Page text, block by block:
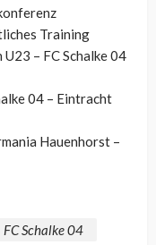
Training
– FC Schalke 04
04 – Eintracht
Hauenhorst –
FC Schalke 04